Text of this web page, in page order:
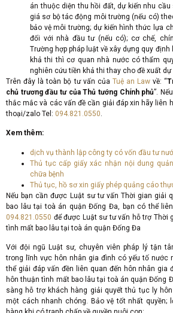
án thuộc diện thu hồi đất, dự kiến nhu
giá sơ bộ tác động môi trường (nếu có)
bảo vệ môi trường; dự kiến hình thức lựa
đối với nhà đầu tư (nếu có); cơ chế,
Trường hợp pháp luật về xây dựng quy
khả thi thì cơ quan nhà nước có thẩm
nghiên cứu tiền khả thi thay cho đề xuất dự
Trên đây là toàn bộ tư vấn của Tuệ an Law về: “
chủ trương đầu tư của Thủ tướng Chính phủ”.
thắc mắc và các vấn đề cần giải đáp xin hãy liên
thoại/zalo Tel: 094.821.0550.
Xem thêm:
dịch vụ thành lập công ty có vốn đầu tư
Thủ tục cấp giấy xác nhận nội dung
chữa bệnh
Thủ tục, hồ sơ xin giấy phép quảng cáo
Nếu bạn cần được Luật sư tư vấn Thời gian giải
bao lâu tại toà án quận Đống Đa, bạn có thể
094.821.0550 để được Luật sư tư vấn hỗ trợ Thời
tình mất bao lâu tại toà án quận Đống Đa
Với đội ngũ Luật sư, chuyên viên pháp lý tận
trong lĩnh vực hôn nhân gia đình có yếu tố nước
thể giải đáp vấn đền liên quan đến hôn nhân gia
hôn thuận tình mất bao lâu tại toà án quận Đống
sàng hỗ trợ khách hàng giải quyết thủ tục ly
một cách nhanh chóng. Bảo vệ tốt nhất quyền;